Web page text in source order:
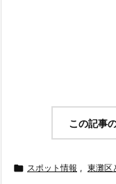
この記事
 スポット情報 , 東灘区